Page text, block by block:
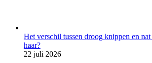
Het verschil tussen droog knippen en
haar?
22 juli 2026